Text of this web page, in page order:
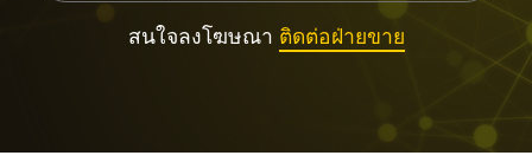
สนใจลงโฆษณา ติดต่อฝ่ายขาย